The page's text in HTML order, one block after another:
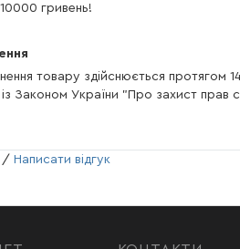
гривень!
товару здійснюється протягом 14
із Законом України "Про захист прав
/ Написати відгук